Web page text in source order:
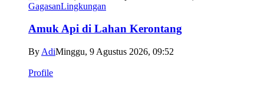
GagasanLingkungan
Amuk Api di Lahan Kerontang
By AdiMinggu, 9 Agustus 2026, 09:52
Profile